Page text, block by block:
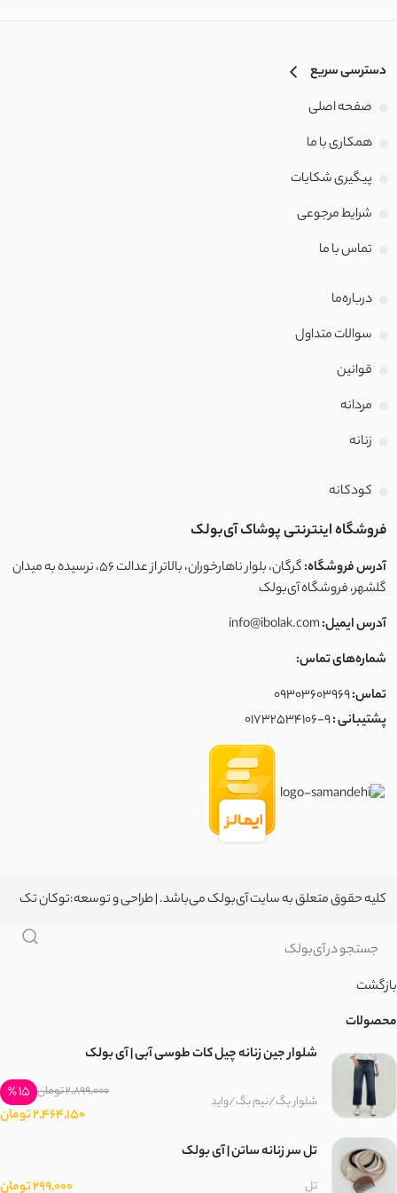
دسترسی سریع
صفحه اصلی
همکاری با ما
پیگیری شکایات
شرایط مرجوعی
تماس با‌ ما
درباره‌ما
سوالات متداول
قوانین
مردانه
زنانه
کودکانه
فروشگاه اینترنتی پوشاک آی‌بولک
آدرس فروشگاه:
گرگان، بلوار ناهارخوران، بالاتر از عدالت ۵۶، نرسیده به میدان
گلشهر، فروشگاه آی‌بولک
آدرس ایمیل:info@ibolak.com
شماره‌های تماس:
تماس:09303603969
پشتیبانی :01732534106-9
کلیه حقوق متعلق به سایت آی‌بولک می‌باشد. | طراحی و توسعه:توکان تک
بازگشت
محصولات
شلوار جین زنانه چیل کات طوسی آبی | آی بولک
شلوار بگ/نیم بگ/واید
2,899,000 تومان
15 ٪
2,464,150 تومان
تل سر زنانه ساتن | آی بولک
تل 299,000 تومان